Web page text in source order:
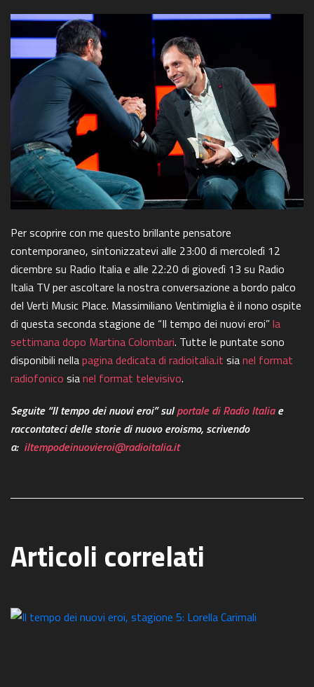
Per scoprire con me questo brillante pensatore
contemporaneo, sintonizzatevi alle 23:00 di mercoledì 12
dicembre su Radio Italia e alle 22:20 di giovedì 13 su Radio
Italia TV per ascoltare la nostra conversazione a bordo palco
del Verti Music Place. Massimiliano Ventimiglia è il nono ospite
di questa seconda stagione de “Il tempo dei nuovi eroi”la
settimana dopo Martina Colombari. Tutte le puntate sono
disponibili nellapagina dedicata di radioitalia.it sianel format
radiofonico sianel format televisivo.
Seguite “Il tempo dei nuovi eroi” sulportale di Radio Italiae
raccontateci delle storiedi nuovo eroismo, scrivendo
a: iltempodeinuovieroi@radioitalia.it
Articoli correlati